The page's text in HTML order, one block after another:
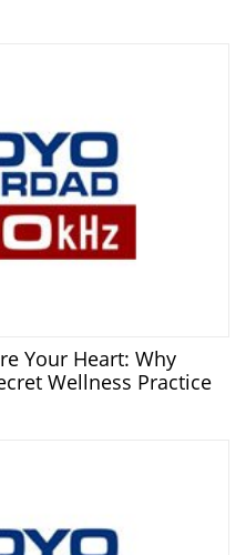
Your Heart: Why
Wellness Practice